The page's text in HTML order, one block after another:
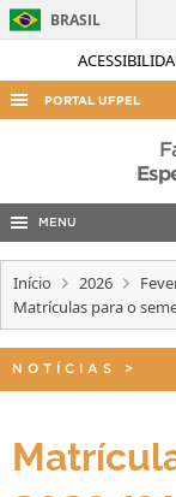
BRASIL
PORTAL UFPEL
ACESSO À
COBALTO
CONCURSOS
EDITAIS
INTERNACIONAL
TELEFONES
MENU
Início 2026
Matrículas para o
NOTÍCIAS >